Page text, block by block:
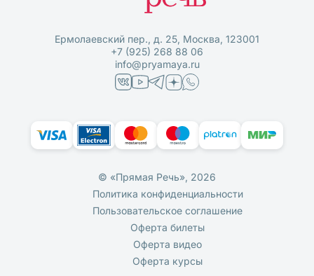
Ермолаевский пер., д. 25, Москва, 123001
+7 (925) 268 88 06
info@pryamaya.ru
© «Прямая Речь», 2026
Политика конфиденциальности
Пользовательское соглашение
Оферта билеты
Оферта видео
Оферта курсы